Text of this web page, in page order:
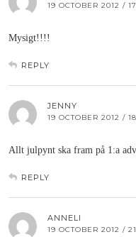
19 OCTOBER 2012 /
Mysigt!!!!
REPLY
JENNY
19 OCTOBER 2012 /
Allt julpynt ska fram på 1:a
REPLY
ANNELI
19 OCTOBER 2012 /